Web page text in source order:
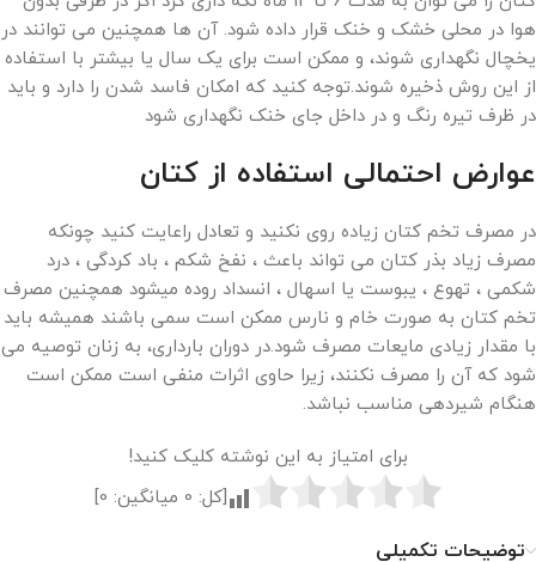
هوا در محلی خشک و خنک قرار داده شود. آن ها همچنین می توانند در
یخچال نگهداری شوند، و ممکن است برای یک سال یا بیشتر با استفاده
از این روش ذخیره شوند.توجه کنید که امکان فاسد شدن را دارد و باید
در ظرف تیره رنگ و در داخل جای خنک نگهداری شود
عوارض احتمالی استفاده از کتان
در مصرف تخم کتان زیاده روی نکنید و تعادل راعایت کنید چونکه
مصرف زیاد بذر کتان می تواند باعث ، نفخ شکم ، باد کردگی ، درد
شکمی ، تهوع ، یبوست یا اسهال ، انسداد روده میشود همچنین مصرف
تخم کتان به صورت خام و نارس ممکن است سمی باشند همیشه باید
با مقدار زیادی مایعات مصرف شود.در دوران بارداری، به زنان توصیه می
شود که آن را مصرف نکنند، زیرا حاوی اثرات منفی است ممکن است
هنگام شیردهی مناسب نباشد.
برای امتیاز به این نوشته کلیک کنید!
[کل: 0 میانگین: 0
]
توضیحات تکمیلی